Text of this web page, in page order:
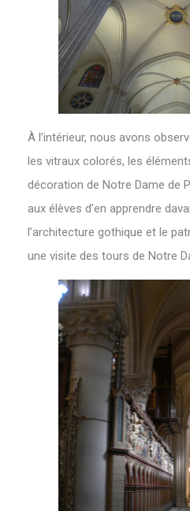
À l’intérieur, nous avons
les vitraux colorés, les
décoration de Notre Dame de
aux élèves d’en apprendre
l’architecture gothique et le
une visite des tours de Notre